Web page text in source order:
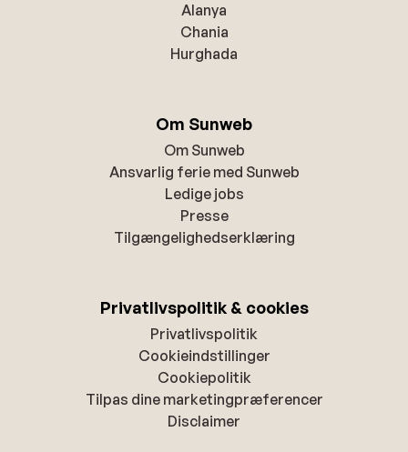
Alanya
Chania
Hurghada
Om Sunweb
Om Sunweb
Ansvarlig ferie med Sunweb
Ledige jobs
Presse
Tilgængelighedserklæring
Privatlivspolitik & cookies
Privatlivspolitik
Cookieindstillinger
Cookiepolitik
Tilpas dine marketingpræferencer
Disclaimer